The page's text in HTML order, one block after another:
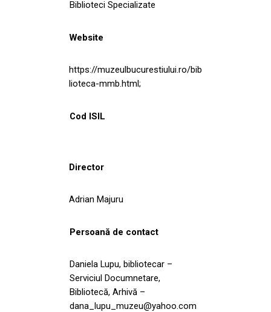
Biblioteci Specializate
Website
https://muzeulbucurestiului.ro/bib
lioteca-mmb.html;
Cod ISIL
Director
Adrian Majuru
Persoană de contact
Daniela Lupu, bibliotecar –
Serviciul Documnetare,
Bibliotecă, Arhivă –
dana_lupu_muzeu@yahoo.com